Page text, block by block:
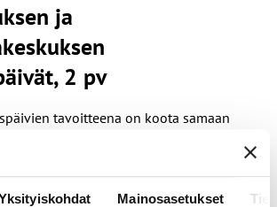
Mainosasetukset
ja
2 pv
tavoitteena on koota samaan
kuuluvia jäseniä
ja työpaikkansa ajankohtaisista